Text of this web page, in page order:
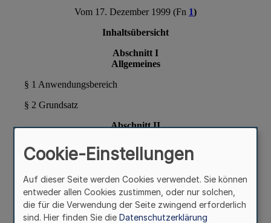
Cookie-Einstellungen
Auf dieser Seite werden Cookies verwendet. Sie können
entweder allen Cookies zustimmen, oder nur solchen,
die für die Verwendung der Seite zwingend erforderlich
sind. Hier finden Sie die Datenschutzerklärung